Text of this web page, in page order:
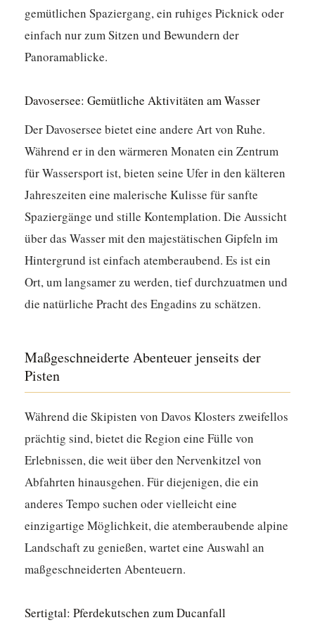
gemütlichen Spaziergang, ein ruhiges Picknick oder
einfach nur zum Sitzen und Bewundern der
Panoramablicke.
Davosersee: Gemütliche Aktivitäten am Wasser
Der Davosersee bietet eine andere Art von Ruhe.
Während er in den wärmeren Monaten ein Zentrum
für Wassersport ist, bieten seine Ufer in den kälteren
Jahreszeiten eine malerische Kulisse für sanfte
Spaziergänge und stille Kontemplation. Die Aussicht
über das Wasser mit den majestätischen Gipfeln im
Hintergrund ist einfach atemberaubend. Es ist ein
Ort, um langsamer zu werden, tief durchzuatmen und
die natürliche Pracht des Engadins zu schätzen.
Maßgeschneiderte Abenteuer jenseits der
Pisten
Während die Skipisten von Davos Klosters zweifellos
prächtig sind, bietet die Region eine Fülle von
Erlebnissen, die weit über den Nervenkitzel von
Abfahrten hinausgehen. Für diejenigen, die ein
anderes Tempo suchen oder vielleicht eine
einzigartige Möglichkeit, die atemberaubende alpine
Landschaft zu genießen, wartet eine Auswahl an
maßgeschneiderten Abenteuern.
Sertigtal: Pferdekutschen zum Ducanfall